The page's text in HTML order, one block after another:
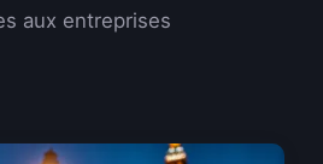
aux entreprises